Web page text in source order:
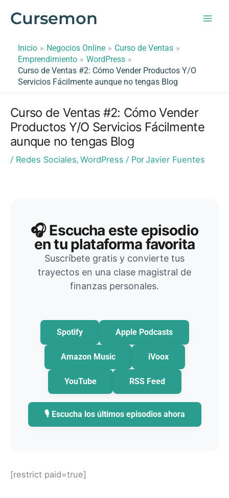
Cursemon
Inicio Negocios Online
Curso de Ventas
Emprendimiento
WordPress
Curso de Ventas #2: Cómo Vender Productos Y/O
Servicios Fácilmente aunque no tengas Blog
Curso de Ventas #2: Cómo Vender
Productos Y/O Servicios Fácilmente
aunque no tengas Blog
/ Redes Sociales, WordPress / PorJavier Fuentes
🎧 Escucha este episodio
en tu plataforma favorita
Suscríbete gratis y convierte tus
trayectos en una clase magistral de
finanzas personales.
Spotify Apple Podcasts
Amazon Music iVoox
YouTube RSS Feed
🎙️ Escucha los últimos episodios ahora
[restrict paid=true]